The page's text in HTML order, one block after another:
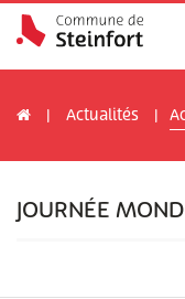
Actualités
JOURNÉE